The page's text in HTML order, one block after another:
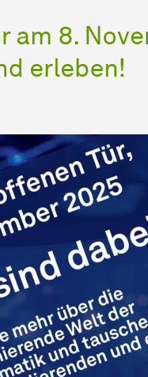
am 8.
erleben!